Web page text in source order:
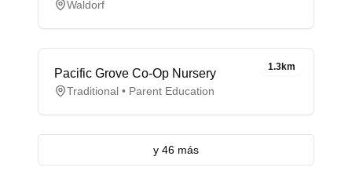
Waldorf
1.3km
Pacific Grove Co-Op Nursery
Traditional • Parent Education
y 46 más